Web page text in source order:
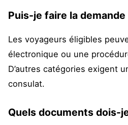
Puis-je faire la demande
Les voyageurs éligibles
électronique ou une
D’autres catégories exigent
consulat.
Quels documents dois-